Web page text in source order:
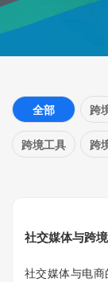
全部 跨
跨境工具 跨
社交媒体与跨
社交媒体与电商